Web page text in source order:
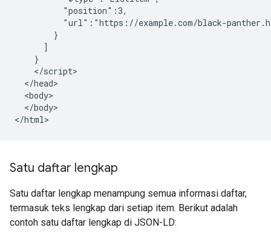
          "position":3,
"url":"https://example.com/black-
        }
      ]
    }
    </script>
  </head>
  <body>
  </body>
</html>
Satu daftar lengkap
Satu daftar lengkap menampung semua informasi daftar,
termasuk teks lengkap dari setiap item. Berikut adalah
contoh satu daftar lengkap di JSON-LD: